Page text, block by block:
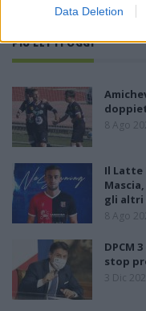
Data Deletion
PIÙ LETTI OGGI
8 Ago
Il Latte
gli altri
8 Ago
DPCM
stop
3 Dic